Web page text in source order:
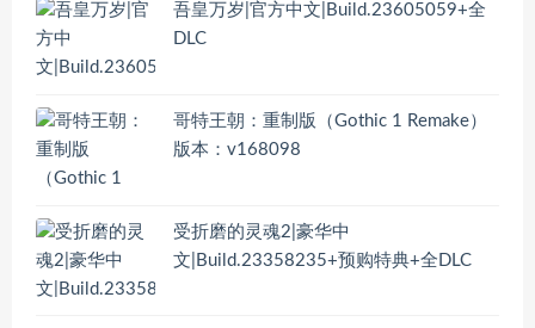
吾皇万岁|官方中文|Build.23605059+全
DLC
哥特王朝：重制版（Gothic 1 Remake）
版本：v168098
受折磨的灵魂2|豪华中
文|Build.23358235+预购特典+全DLC